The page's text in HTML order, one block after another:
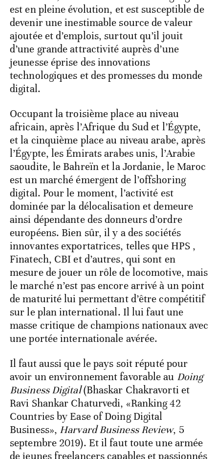
est en pleine évolution, et est susceptible de
devenir une inestimable source de valeur
ajoutée et d’emplois, surtout qu’il jouit
d’une grande attractivité auprès d’une
jeunesse éprise des innovations
technologiques et des promesses du monde
digital.
Occupant la troisième place au niveau
africain, après l’Afrique du Sud et l’Égypte,
et la cinquième place au niveau arabe, après
l’Égypte, les Émirats arabes unis, l’Arabie
saoudite, le Bahreïn et la Jordanie, le Maroc
est un marché émergent de l’offshoring
digital. Pour le moment, l’activité est
dominée par la délocalisation et demeure
ainsi dépendante des donneurs d’ordre
européens. Bien sûr, il y a des sociétés
innovantes exportatrices, telles que HPS ,
Finatech, CBI et d’autres, qui sont en
mesure de jouer un rôle de locomotive, mais
le marché n’est pas encore arrivé à un point
de maturité lui permettant d’être compétitif
sur le plan international. Il lui faut une
masse critique de champions nationaux avec
une portée internationale avérée.
Il faut aussi que le pays soit réputé pour
avoir un environnement favorable au Doing
Business Digital(Bhaskar Chakravorti et
Ravi Shankar Chaturvedi, «Ranking 42
Countries by Ease of Doing Digital
Business», Harvard Business Review, 5
septembre 2019). Et il faut toute une armée
de jeunes freelancers capables et passionnés